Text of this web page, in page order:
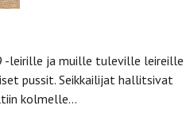
leirille ja muille tuleville leireille
pussit. Seikkailijat hallitsivat
kolmelle…